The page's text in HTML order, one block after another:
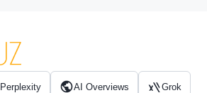
Perplexity AI Overviews Grok